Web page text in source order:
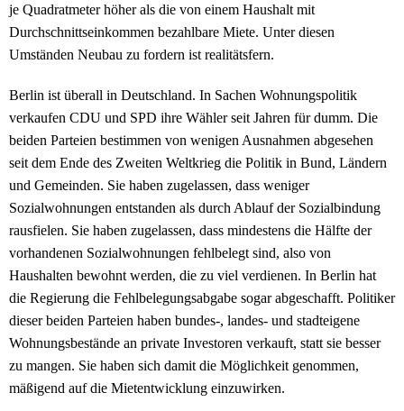
je Quadratmeter höher als die von einem Haushalt mit
Durchschnittseinkommen bezahlbare Miete. Unter diesen
Umständen Neubau zu fordern ist realitätsfern.
Berlin ist überall in Deutschland. In Sachen Wohnungspolitik
verkaufen CDU und SPD ihre Wähler seit Jahren für dumm. Die
beiden Parteien bestimmen von wenigen Ausnahmen abgesehen
seit dem Ende des Zweiten Weltkrieg die Politik in Bund, Ländern
und Gemeinden. Sie haben zugelassen, dass weniger
Sozialwohnungen entstanden als durch Ablauf der Sozialbindung
rausfielen. Sie haben zugelassen, dass mindestens die Hälfte der
vorhandenen Sozialwohnungen fehlbelegt sind, also von
Haushalten bewohnt werden, die zu viel verdienen. In Berlin hat
die Regierung die Fehlbelegungsabgabe sogar abgeschafft. Politiker
dieser beiden Parteien haben bundes-, landes- und stadteigene
Wohnungsbestände an private Investoren verkauft, statt sie besser
zu mangen. Sie haben sich damit die Möglichkeit genommen,
mäßigend auf die Mietentwicklung einzuwirken.